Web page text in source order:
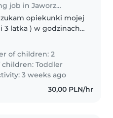
Babysitting job in Jaworzno
opiekunki mojej
3 latka ) w godzinach
of children: 2
children:Toddler
3 weeks ago
30,00 PLN/hr